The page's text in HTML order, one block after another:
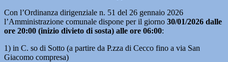
Con l’Ordinanza dirigenziale n. 51 del 26 gennaio 2026
l’Amministrazione comunale dispone per il giorno 30/01/2026 dalle
ore 20:00 (inizio divieto di sosta) alle ore 06:00:
1) in C. so di Sotto (a partire da P.zza di Cecco fino a via San
Giacomo compresa)